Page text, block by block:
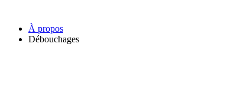
À propos
Débouchages